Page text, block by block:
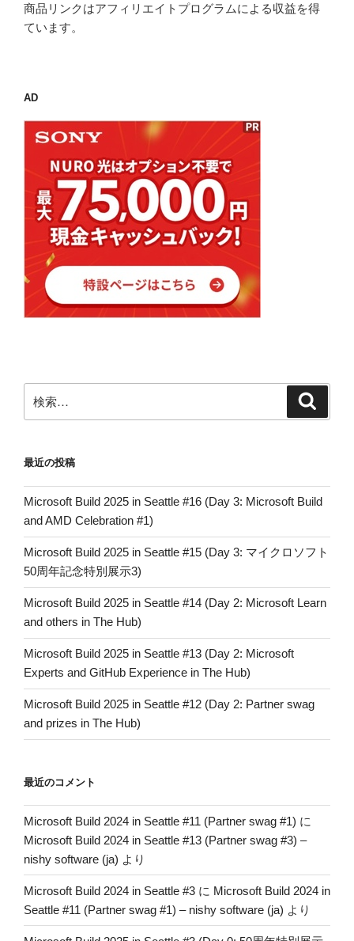
送)”
の
ル”
の
商品リンクはアフィリエイトプログラムによる収益を得
ています。
AD
索:
最近の投稿
Microsoft Build 2025 in Seattle #16 (Day 3: Microsoft Build
and AMD Celebration #1)
Microsoft Build 2025 in Seattle #15 (Day 3: マイクロソフト
50周年記念特別展示3)
Microsoft Build 2025 in Seattle #14 (Day 2: Microsoft Learn
and others in The Hub)
Microsoft Build 2025 in Seattle #13 (Day 2: Microsoft
Experts and GitHub Experience in The Hub)
Microsoft Build 2025 in Seattle #12 (Day 2: Partner swag
and prizes in The Hub)
最近のコメント
Microsoft Build 2024 in Seattle #11 (Partner swag #1) に
Microsoft Build 2024 in Seattle #13 (Partner swag #3) –
nishy software (ja) より
Microsoft Build 2024 in Seattle #3 に Microsoft Build 2024 in
Seattle #11 (Partner swag #1) – nishy software (ja) より